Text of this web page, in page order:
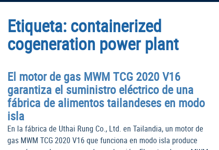
Etiqueta:containerized
cogeneration power plant
El motor de gas MWM TCG 2020 V16
garantiza el suministro eléctrico de una
fábrica de alimentos tailandeses en modo
isla
En la fábrica de Uthai Rung Co., Ltd. en Tailandia, un motor de
gas MWM TCG 2020 V16 que funciona en modo isla produce